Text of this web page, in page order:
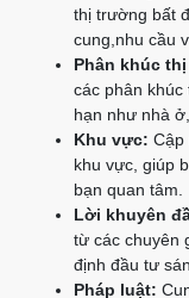
thị trường bất
cung,nhu cầu
Phân khúc
các phân
hạn như nhà
Khu vực: Cập
khu vực, giúp
bạn quan tâm.
Lời khuyên
từ các chuyên
định đầu tư
Pháp luật: